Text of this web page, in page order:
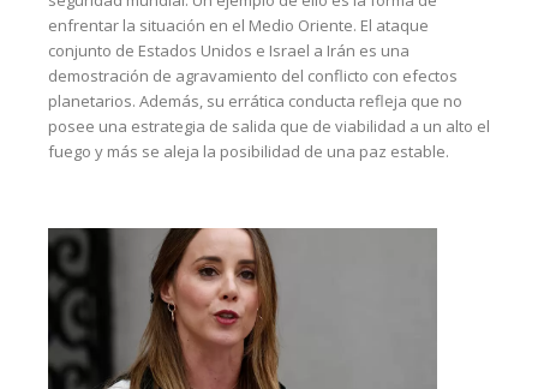
enfrentar la situación en el Medio Oriente. El ataque
conjunto de Estados Unidos e Israel a Irán es una
demostración de agravamiento del conflicto con efectos
planetarios. Además, su errática conducta refleja que no
posee una estrategia de salida que de viabilidad a un alto el
fuego y más se aleja la posibilidad de una paz estable.